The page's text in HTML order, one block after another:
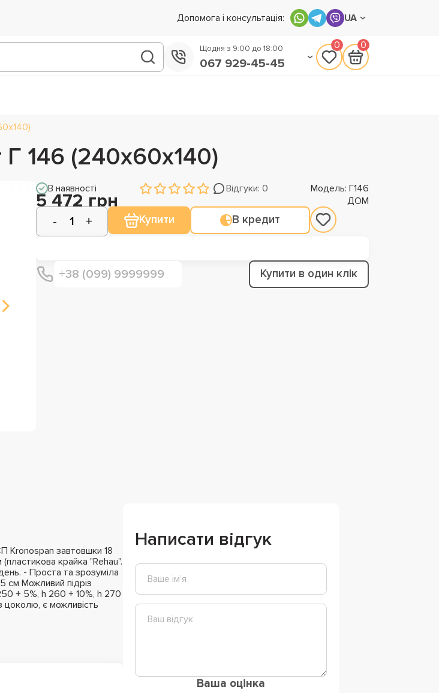
Допомога і консультація: UA
Щодня з 9:00 до 18:00
067 929-45-45
0 0
146 (240х60х140)
В наявності Відгуки: 0 Модель: Г146
5 472 грн ДОМ
Купити В кредит
Купити в один клік
Kronospan завтовшки 18
крайка "Rehau".
- Проста та зрозуміла
см Можливий підріз
+ 5%, h 260 + 10%, h 270
цоколю, є можливість
Написати відгук
Ваша оцінка